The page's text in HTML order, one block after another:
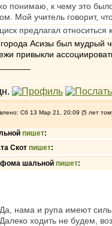
понимаю, к чему это
Мой учитель говорит,
предлагал относиться
Асизы был мудрый
привыкли
Сб 13 Мар 21, 20:09 (5 лет
пишет:
Скот пишет:
фома шальной пишет:
Да, нама и рупа имеют
Далеко ходить не будем,